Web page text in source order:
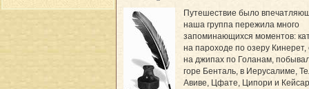
Путешествие было
наша группа пережила много
запоминающихся моментов:
на пароходе по озеру Кинерет,
на джипах по Голанам,
горе Бенталь, в Иерусалиме,
Авиве, Цфате, Ципори и